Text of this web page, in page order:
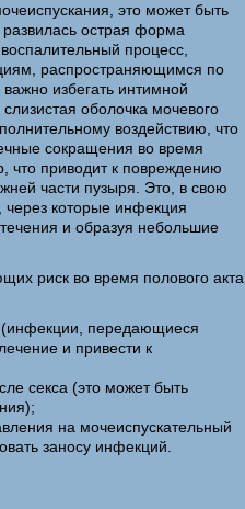
это может быть
острая форма
процесс,
распространяющимся по
избегать интимной
оболочка мочевого
воздействию, что
сокращения во время
что приводит к повреждению
части пузыря. Это, в свою
которые инфекция
и образуя небольшие
риск во время полового акта
(инфекции, передающиеся
и привести к
секса (это может быть
на мочеиспускательный
заносу инфекций.